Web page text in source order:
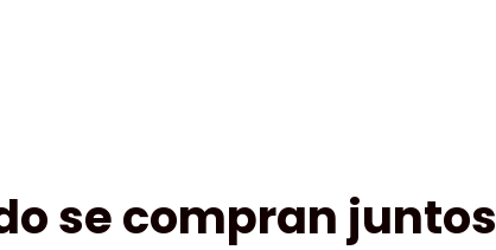
se compran juntos